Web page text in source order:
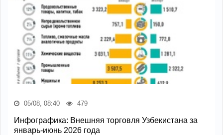
05/08, 08:40 479
Инфографика: Внешняя торговля Узбекистана за
январь-июнь 2026 года